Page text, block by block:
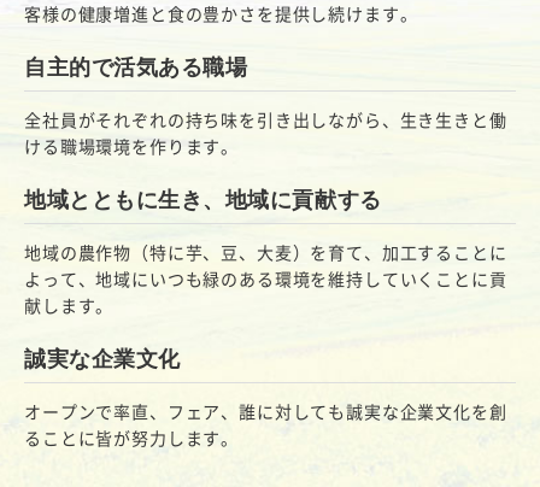
客様の健康増進と食の豊かさを提供し続けます。
自主的で活気ある職場
全社員がそれぞれの持ち味を引き出しながら、生き生きと働
ける職場環境を作ります。
地域とともに生き、地域に貢献する
地域の農作物（特に芋、豆、大麦）を育て、加工することに
よって、地域にいつも緑のある環境を維持していくことに貢
献します。
誠実な企業文化
オープンで率直、フェア、誰に対しても誠実な企業文化を創
ることに皆が努力します。